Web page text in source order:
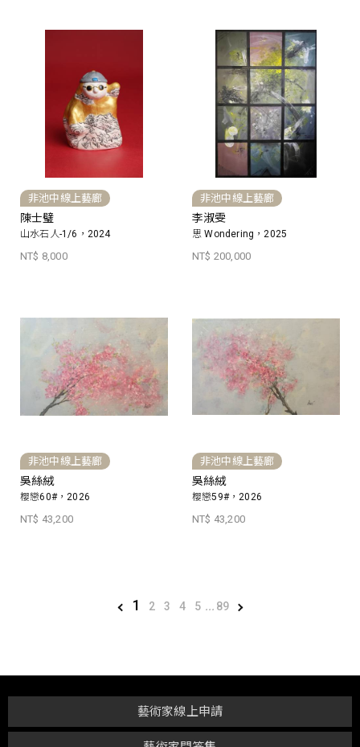
非池中線上藝廊
陳士璧
山水石人-1/6，2024
NT$ 8,000
非池中線上藝廊
李淑雯
思 Wondering，2025
NT$ 200,000
非池中線上藝廊
吳絲絨
櫻戀60#，2026
NT$ 43,200
非池中線上藝廊
吳絲絨
櫻戀59#，2026
NT$ 43,200
1 2 3 4 5 ... 89
藝術家線上申請